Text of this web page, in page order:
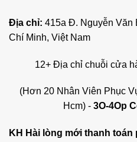
Địa chỉ: 415a Đ. Nguyễn Văn
Chí Minh, Việt Nam
12+ Địa chỉ chuỗi cửa
(Hơn 20 Nhân Viên Phục
Hcm) - 3O-4Op
KH Hài lòng mới thanh toán